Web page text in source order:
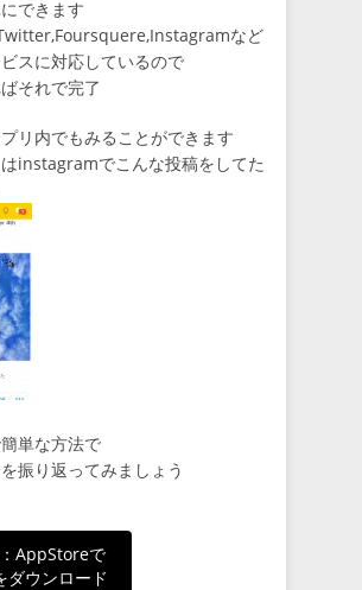
できます
など
スに対応しているので
それで完了
リ内でもみることができます
instagramでこんな投稿をしてた
単な方法で
振り返ってみましょう
：AppStoreで
ダウンロード